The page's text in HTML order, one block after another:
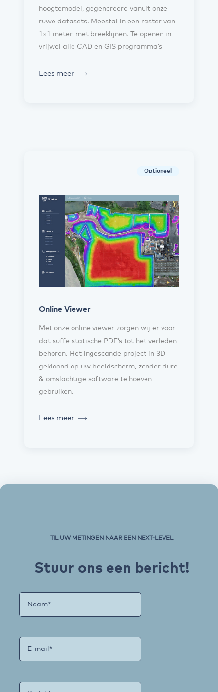
hoogtemodel, gegenereerd vanuit onze
ruwe datasets. Meestal in een raster van
1×1 meter, met breeklijnen. Te openen in
vrijwel alle CAD en GIS programma’s.
Lees meer
Optioneel
Online Viewer
Met onze online viewer zorgen wij er voor
dat suffe statische PDF’s tot het verleden
behoren. Het ingescande project in 3D
gekloond op uw beeldscherm, zonder dure
& omslachtige software te hoeven
gebruiken.
Lees meer
TIL UW METINGEN NAAR EEN NEXT-LEVEL
Stuur ons een bericht!